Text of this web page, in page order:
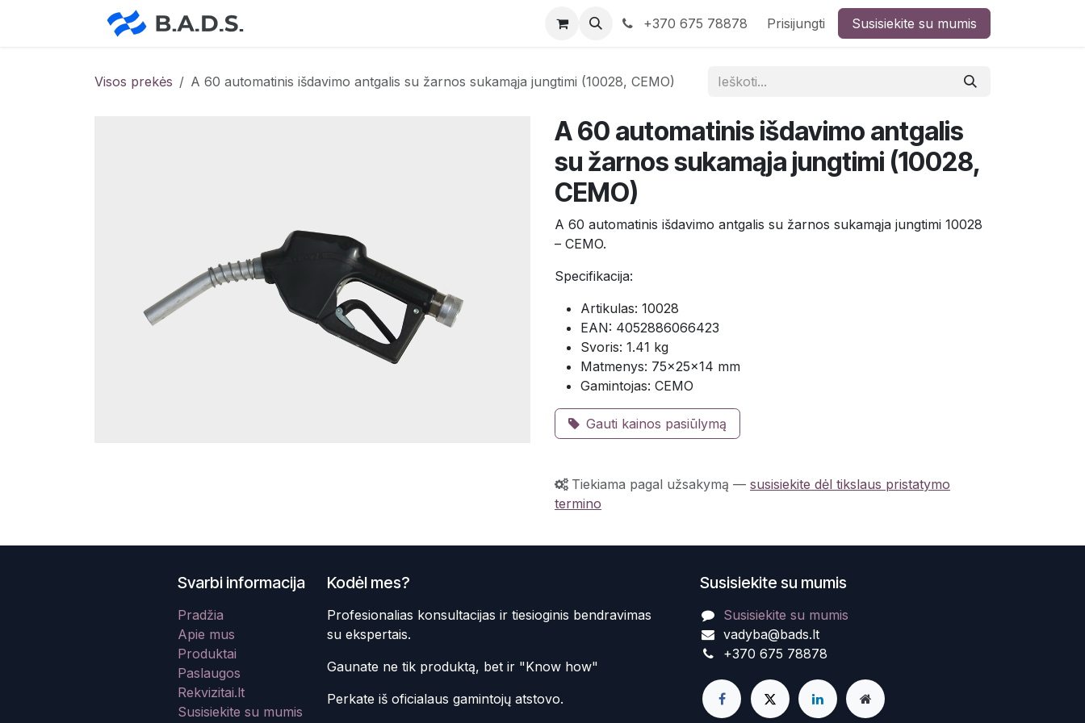
+370 675 78878 Prisijungti Susisiekite su mumis
Visos prekės A 60 automatinis išdavimo antgalis su žarnos sukamąja jungtimi (10028, CEMO)
A 60 automatinis išdavimo antgalis
su žarnos sukamąja jungtimi (10028,
CEMO)
A 60 automatinis išdavimo antgalis su žarnos sukamąja jungtimi 10028
– CEMO.
Specifikacija:
Artikulas: 10028
EAN: 4052886066423
Svoris: 1.41 kg
Matmenys: 75×25×14 mm
Gamintojas: CEMO
Gauti kainos pasiūlymą
Tiekiama pagal užsakymą — susisiekite dėl tikslaus pristatymo
termino
Susisiekite su mumis
Susisiekite su mumis
vadyba@bads.lt
+370 675 78878
Kodėl mes?
Profesionalias konsultacijas ir tiesioginis bendravimas
su ekspertais.
Gaunate ne tik produktą, bet ir "Know how"
Perkate iš oficialaus gamintojų atstovo.
Svarbi informacija
Pradžia
Apie mus
Produktai
Paslaugos
Rekvizitai.lt
Susisiekite su mumis